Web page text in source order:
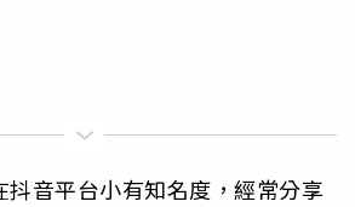
抖音平台小有知名度，經常分享